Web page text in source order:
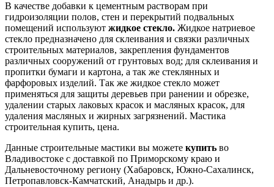
В качестве добавки к цементным растворам при
гидроизоляции полов, стен и перекрытий подвальных
помещений используют жидкое стекло. Жидкое натриевое
стекло предназначено для склеивания и связки различных
строительных материалов, закрепления фундаментов
различных сооружений от грунтовых вод; для склеивания и
пропитки бумаги и картона, а так же стеклянных и
фарфоровых изделий. Так же жидкое стекло может
применяться для защиты деревьев при ранении и обрезке,
удалении старых лаковых красок и масляных красок, для
удаления масляных и жирных загрязнений. Мастика
строительная купить, цена.
Данные строительные мастики вы можете купить во
Владивостоке с доставкой по Приморскому краю и
Дальневосточному региону (Хабаровск, Южно-Сахалинск,
Петропавловск-Камчатский, Анадырь и др.).